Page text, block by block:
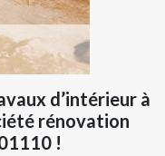
d’intérieur à
rénovation
!